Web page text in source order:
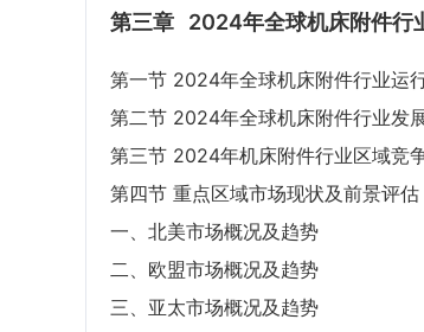
第三章 2024年全球机床附件行
第一节 2024年全球机床附件行业运
第二节 2024年全球机床附件行业发
第三节 2024年机床附件行业区域竞
第四节 重点区域市场现状及前景评估
一、北美市场概况及趋势
二、欧盟市场概况及趋势
三、亚太市场概况及趋势